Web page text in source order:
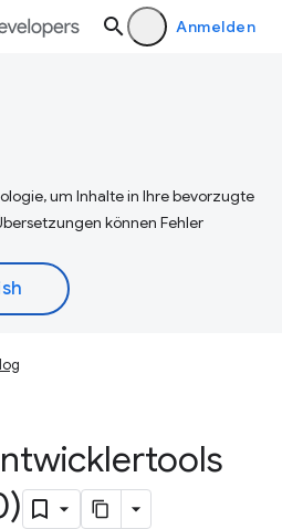
Anmelden
um Inhalte in Ihre bevorzugte
können Fehler